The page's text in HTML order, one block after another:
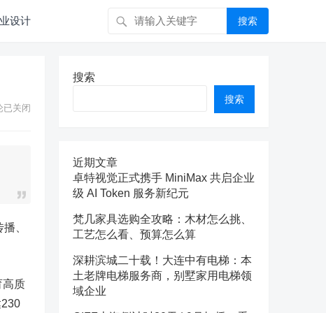
设计 搜索
已关闭
播
质
搜索
搜索
近期文章
卓特视觉正式携手 MiniMax 共启企业
级 AI Token 服务新纪元
梵几家具选购全攻略：木材怎么挑、
工艺怎么看、预算怎么算
深耕滨城二十载！大连中有电梯：本
土老牌电梯服务商，别墅家用电梯领
域企业